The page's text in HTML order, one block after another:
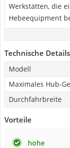
Werkstätten, die
Hebeequipment
Technische Details
Modell
Maximales Hub-
Durchfahrbreite
Vorteile
hohe